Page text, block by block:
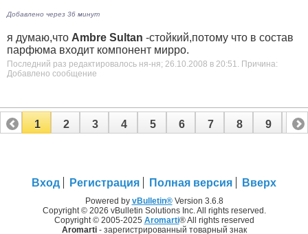
Добавлено через 36 минут
я думаю,что Ambrе Sultan -стойкий,потому что в состав
парфюма входит компонент мирро.
Последний раз редактировалось ня-ня; 26.10.2008 в 20:51
Причина:
Добавлено сообщение
1 2 3 4 5 6 7 8 9 10
Вход Регистрация Полная версия Вверх
Powered by vBulletin®Version 3.6.8
Copyright © 2026 vBulletin Solutions Inc. All rights reserved.
Copyright © 2005-2025 Aromarti® All rights reserved
Aromarti- зарегистрированный товарный знак